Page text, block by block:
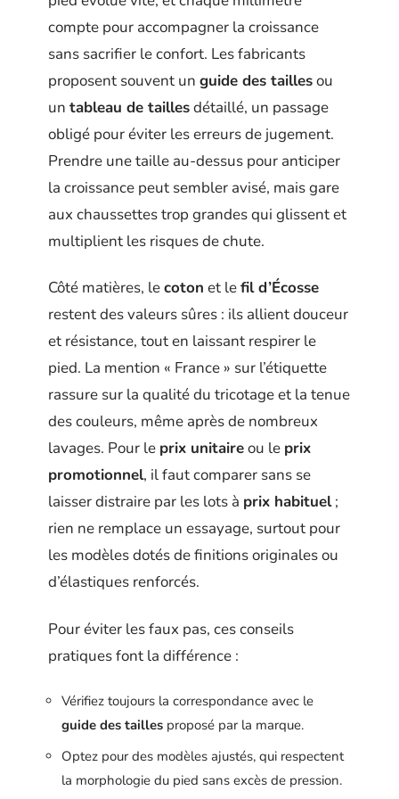
compte pour accompagner la croissance
sans sacrifier le confort. Les fabricants
proposent souvent un guide des taillesou
un tableau de taillesdétaillé, un passage
obligé pour éviter les erreurs de jugement.
Prendre une taille au-dessus pour anticiper
la croissance peut sembler avisé, mais gare
aux chaussettes trop grandes qui glissent et
multiplient les risques de chute.
Côté matières, lecoton et lefil d’Écosse
restent des valeurs sûres : ils allient douceur
et résistance, tout en laissant respirer le
pied. La mention « France » sur l’étiquette
rassure sur la qualité du tricotage et la tenue
des couleurs, même après de nombreux
lavages. Pour le prix unitaireou le prix
promotionnel, il faut comparer sans se
laisser distraire par les lots à prix habituel;
rien ne remplace un essayage, surtout pour
les modèles dotés de finitions originales ou
d’élastiques renforcés.
Pour éviter les faux pas, ces conseils
pratiques font la différence :
Vérifiez toujours la correspondance avec le
guide des tailles proposé par la marque.
Optez pour des modèles ajustés, qui respectent
la morphologie du pied sans excès de pression.